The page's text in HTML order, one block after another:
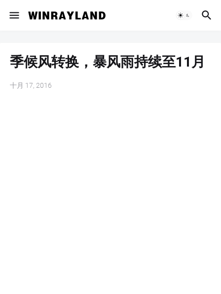
季候风转换，暴风雨持续至11月
十月 17, 2016